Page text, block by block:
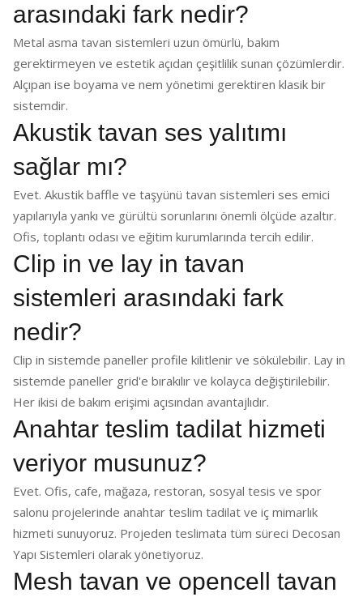
arasındaki fark nedir?
Metal asma tavan sistemleri uzun ömürlü, bakım
gerektirmeyen ve estetik açıdan çeşitlilik sunan çözümlerdir.
Alçıpan ise boyama ve nem yönetimi gerektiren klasik bir
sistemdir.
Akustik tavan ses yalıtımı
sağlar mı?
Evet. Akustik baffle ve taşyünü tavan sistemleri ses emici
yapılarıyla yankı ve gürültü sorunlarını önemli ölçüde azaltır.
Ofis, toplantı odası ve eğitim kurumlarında tercih edilir.
Clip in ve lay in tavan
sistemleri arasındaki fark
nedir?
Clip in sistemde paneller profile kilitlenir ve sökülebilir. Lay in
sistemde paneller grid'e bırakılır ve kolayca değiştirilebilir.
Her ikisi de bakım erişimi açısından avantajlıdır.
Anahtar teslim tadilat hizmeti
veriyor musunuz?
Evet. Ofis, cafe, mağaza, restoran, sosyal tesis ve spor
salonu projelerinde anahtar teslim tadilat ve iç mimarlık
hizmeti sunuyoruz. Projeden teslimata tüm süreci Decosan
Yapı Sistemleri olarak yönetiyoruz.
Mesh tavan ve opencell tavan